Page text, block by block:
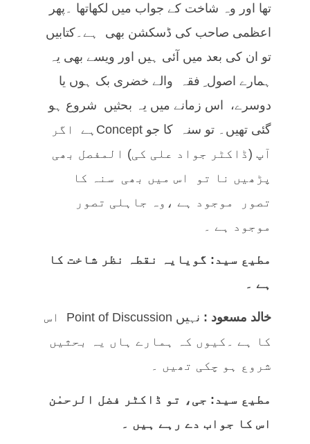
تھا اور وہ شاخت کے جواب میں لکھاتھا ۔پھر
اعظمی صاحب کی ڈسکشن بھی ہے۔کتابیں
تو ان کی بعد میں آئی ہیں اور ویسے بھی یہ
ہمارے اصول ِ فقہ والے خضری بک ہوں یا
دوسرے، اس زمانے میں یہ بحثیں شروع ہو
گئی تھیں۔ تو سنہ کا جو Conceptہے اگر
آپ (ڈاکٹر جواد علی کی) المفصل بھی
پڑھیں نا تو اس میں بھی سنہ کا
تصور موجود ہے ،وہ جاہلی تصور
موجود ہے ۔
مطیع سید: گویایہ نقطہ نظر شاخت کا
ہے ۔
خالد مسعود :
نہیں Point of Discussion اس
کا ہے ۔کیوں کہ ہمارے ہاں یہ بحثیں
شروع ہو چکی تھیں ۔
مطیع سید: جی، تو ڈاکٹر فضل الرحمٰن
اس کا جواب دے رہے ہیں ۔